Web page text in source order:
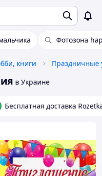
Фотозона
книги Праздничные
в Украине
Бесплатная доставка